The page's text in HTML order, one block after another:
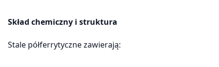
Skład chemiczny i struktura
Stale półferrytyczne zawierają: